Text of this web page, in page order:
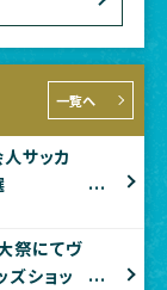
一覧へ
サッカ
祭にてヴ
ズショッ